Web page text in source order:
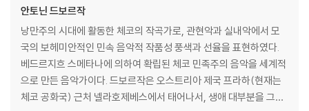
ING QUINTET ROSE DVO?AK - STRING QUARTET NO. 12 “AMER
ICAN” STRING QUINTET “AMERICAN” TRAMPLER SCHUBERT -
STRING QUARTET NO. 14 “DEATH AND THE MAIDEN” · WOLF -
ITALIAN SERENADE 28-29. BARTOK - THE SIX STRING QUART
ETS MOZART - PIANO QUARTETS RUBINSTEIN HAYDN - STRIN
G QUARTETS OP. 77 SCHUBERT - STRING QUARTET NO. 15 BE
안토닌 드보르작
낭만주의 시대에 활동한 체코의 작곡가로, 관현악과 실내악에서 모
국의 보헤미안적인 민속 음악적 작품성 풍색과 선율을 표현하였다.
베드르지흐 스메타나에 의하여 확립된 체코 민족주의 음악을 세계적
으로 만든 음악가이다. 드보르작은 오스트리아 제국 프라하(현재는
체코 공화국) 근처 넬라호제베스에서 태어나서, 생애 대부분을 그곳